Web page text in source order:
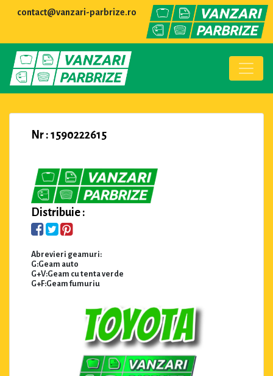
contact@vanzari-parbrize.ro
Nr : 1590222615
Distribuie :
Abrevieri geamuri:
G:Geam auto
G+V:Geam cu tenta verde
G+F:Geam fumuriu